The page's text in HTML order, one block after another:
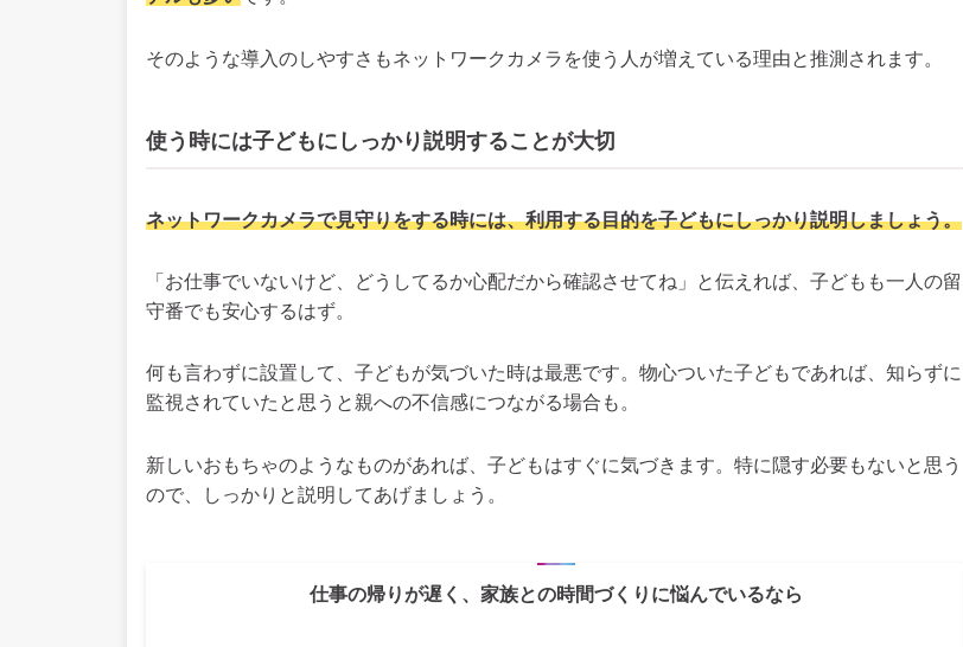
そのような導入のしやすさもネットワークカメラを使う人が増えている理由と推測されます。
使う時には子どもにしっかり説明することが大切
ネットワークカメラで見守りをする時には、利用する目的を子どもにしっかり説明しましょう。
「お仕事でいないけど、どうしてるか心配だから確認させてね」と伝えれば、子どもも一人の留
守番でも安心するはず。
何も言わずに設置して、子どもが気づいた時は最悪です。物心ついた子どもであれば、知らずに
監視されていたと思うと親への不信感につながる場合も。
新しいおもちゃのようなものがあれば、子どもはすぐに気づきます。特に隠す必要もないと思う
ので、しっかりと説明してあげましょう。
仕事の帰りが遅く、家族との時間づくりに悩んでいるなら